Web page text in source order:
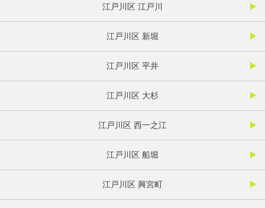
江戸川区 江戸川
江戸川区 新堀
江戸川区 平井
江戸川区 大杉
江戸川区 西一之江
江戸川区 船堀
江戸川区 興宮町